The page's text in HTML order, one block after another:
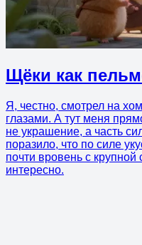
Щёки как
Я, честно, смотрел на
глазами. А тут меня
не украшение, а часть
поразило, что по силе
почти вровень с
интересно.